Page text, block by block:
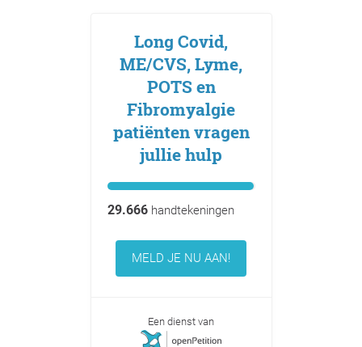
Long Covid,
ME/CVS, Lyme,
POTS en
Fibromyalgie
patiënten vragen
jullie hulp
29.666handtekeningen
MELD JE NU AAN!
Een dienst van